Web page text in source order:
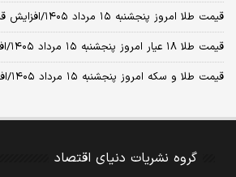
قیمت طلا امروز پنجشنبه ۱۵ مرداد ۱۴۰۵/افزایش قیمت طلا
قیمت طلا ۱۸ عیار امروز پنجشنبه ۱۵ مرداد ۱۴۰۵/افزایش قیمت طلا
قیمت طلا و سکه امروز پنجشنبه ۱۵ مرداد ۱۴۰۵/افزایش قیمت طلا و سکه
گروه نشریات دنیای اقتصاد